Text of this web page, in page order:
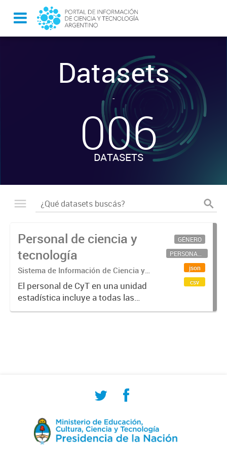
Datasets
-
006
DATASETS
Personal de ciencia y
tecnología
Sistema de Información de Ciencia y
Tecnología Argentino (SICYTAR)
El personal de CyT en una unidad
estadística incluye a todas las
personas involucradas
GÉNERO
PERSONAL CIENTÍFICO-TECNOLÓGICO
json
csv